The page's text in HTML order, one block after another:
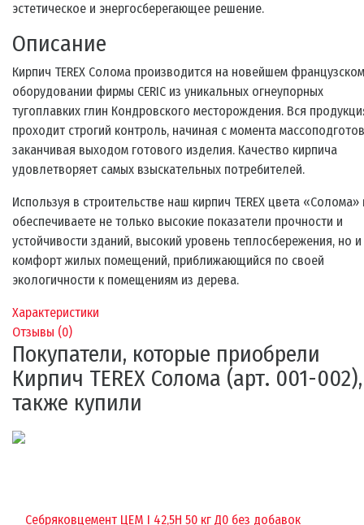
эстетическое и энергосберегающее решение.
Описание
Кирпич TEREX Солома производится на новейшем французском
оборудовании фирмы CERIC из уникальных огнеупорных
тугоплавких глин Кондровского месторождения. Вся
проходит строгий контроль, начиная с момента
заканчивая выходом готового изделия. Качество кирпича
удовлетворяет самых взыскательных потребителей.
Используя в строительстве наш кирпич TEREX цвета «Солома»
обеспечиваете не только высокие показатели прочности и
устойчивости зданий, высокий уровень теплосбережения, но и
комфорт жилых помещений, приближающийся по своей
экологичности к помещениям из дерева.
Характеристики
Отзывы (0)
Покупатели, которые приобрели
Кирпич TEREX Солома (арт. 001-002),
также купили